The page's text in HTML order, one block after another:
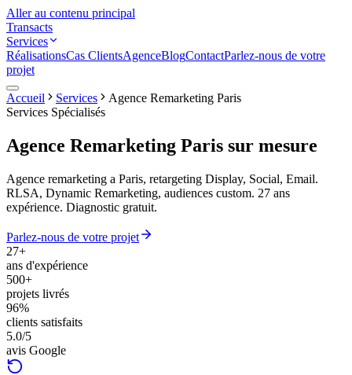
Aller au contenu principal
Transacts
Services
RéalisationsCas ClientsAgenceBlogContactParlez-nous de votre
projet
Accueil Services
Agence Remarketing Paris
Services Spécialisés
Agence Remarketing Paris sur mesure
Agence remarketing a Paris, retargeting Display, Social, Email.
RLSA, Dynamic Remarketing, audiences custom. 27 ans
expérience. Diagnostic gratuit.
Parlez-nous de votre projet
27+
ans d'expérience
500+
projets livrés
96%
clients satisfaits
5.0/5
avis Google